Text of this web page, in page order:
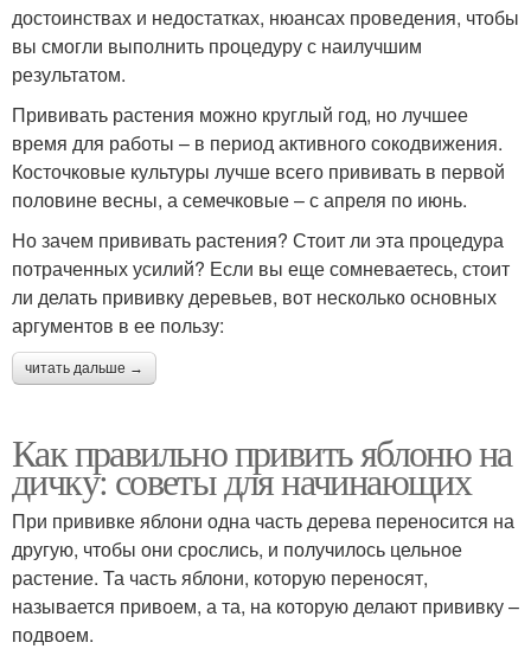
достоинствах и недостатках, нюансах проведения, чтобы
вы смогли выполнить процедуру с наилучшим
результатом.
Прививать растения можно круглый год, но лучшее
время для работы – в период активного сокодвижения.
Косточковые культуры лучше всего прививать в первой
половине весны, а семечковые – с апреля по июнь.
Но зачем прививать растения? Стоит ли эта процедура
потраченных усилий? Если вы еще сомневаетесь, стоит
ли делать прививку деревьев, вот несколько основных
аргументов в ее пользу:
читать дальше →
Как правильно привить яблоню на
дичку: советы для начинающих
При прививке яблони одна часть дерева переносится на
другую, чтобы они срослись, и получилось цельное
растение. Та часть яблони, которую переносят,
называется привоем, а та, на которую делают прививку –
подвоем.